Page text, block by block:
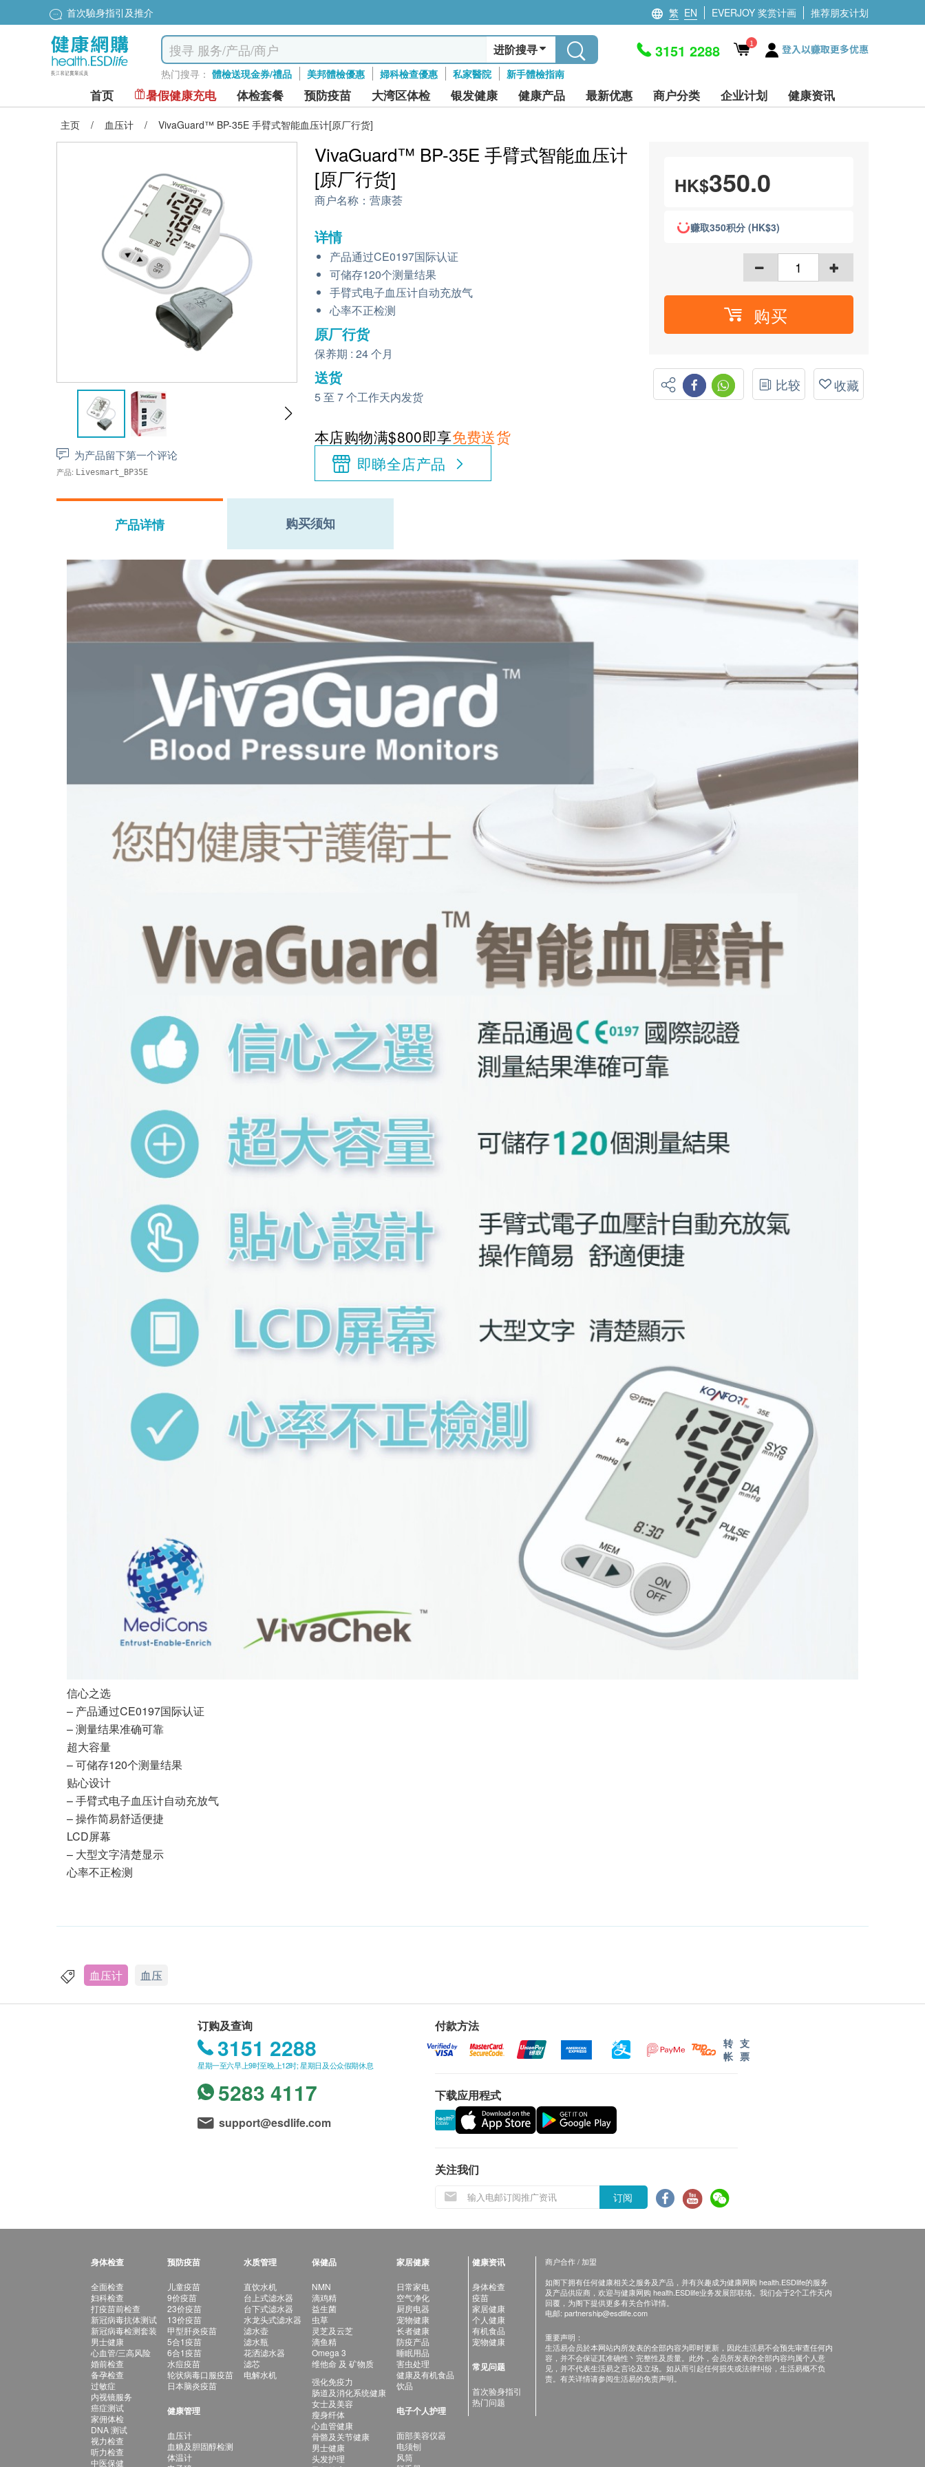
首次驗身指引及推介 繁 EN EVERJOY 奖赏计画 推荐朋友计划
进阶搜寻
热门搜寻： 體檢送現金券/禮品 美邦體檢優惠 婦科檢查優惠 私家醫院 新手體檢指南
3151 2288 1 登入以赚取更多优惠
首页 暑假健康充电 体检套餐 预防疫苗 大湾区体检 银发健康 健康产品 最新优惠 商户分类 企业计划 健康资讯
主页 / 血压计 / VivaGuard™️ BP-35E 手臂式智能血压计[原厂行货]
为产品留下第一个评论
产品: Livesmart_BP35E
VivaGuard™️ BP-35E 手臂式智能血压计
[原厂行货]
商户名称： 营康荟
详情
产品通过CE0197国际认证
可储存120个测量结果
手臂式电子血压计自动充放气
心率不正检测
原厂行货
保养期 : 24 个月
送货
5 至 7 个工作天内发货
本店购物满$800即享免费送货
即睇全店产品
HK$350.0
赚取350积分 (HK$3)
购买
比较 收藏
产品详情 购买须知
信心之选
– 产品通过CE0197国际认证
– 测量结果准确可靠
超大容量
– 可储存120个测量结果
贴心设计
– 手臂式电子血压计自动充放气
– 操作简易舒适便捷
LCD屏幕
– 大型文字清楚显示
心率不正检测
血压计 血压
订购及查询
3151 2288
星期一至六早上9时至晚上12时; 星期日及公众假期休息
5283 4117
support@esdlife.com
付款方法
转
帐
支
票
下载应用程式
关注我们
订阅
身体检查
全面检查
妇科检查
打疫苗前检查
新冠病毒抗体测试
新冠病毒检测套装
男士健康
心血管/三高风险
婚前检查
备孕检查
过敏症
内视镜服务
癌症测试
家佣体检
DNA 测试
视力检查
听力检查
中医保健
预防疫苗
儿童疫苗
9价疫苗
23价疫苗
13价疫苗
甲型肝炎疫苗
5合1疫苗
6合1疫苗
水痘疫苗
轮状病毒口服疫苗
日本脑炎疫苗
健康管理
血压计
血糖及胆固醇检测
体温计
水质管理
直饮水机
台上式滤水器
台下式滤水器
水龙头式滤水器
滤水壶
滤水瓶
花洒滤水器
滤芯
电解水机
保健品
NMN
滴鸡精
益生菌
虫草
灵芝及云芝
滴鱼精
Omega 3
维他命 及 矿物质
强化免疫力
肠道及消化系统健康
女士及美容
瘦身纤体
心血管健康
骨骼及关节健康
男士健康
头发护理
家居健康
日常家电
空气净化
厨房电器
宠物健康
长者健康
防疫产品
睡眠用品
害虫处理
健康及有机食品
饮品
电子个人护理
面部美容仪器
电须刨
风筒
健康资讯
身体检查
疫苗
家居健康
个人健康
有机食品
宠物健康
常见问题
首次验身指引
热门问题
商户合作 / 加盟
如阁下拥有任何健康相关之服务及产品，并有兴趣成为健康网购 health.ESDlife的服务
及产品供应商，欢迎与健康网购 health.ESDlife业务发展部联络。我们会于2个工作天内
回覆，为阁下提供更多有关合作详情。
电邮: partnership@esdlife.com
重要声明：
生活易会员於本网站内所发表的全部内容为即时更新，因此生活易不会预先审查任何内
容，并不会保证其准确性丶完整性及质量。此外，会员所发表的全部内容均属个人意
见，并不代表生活易之言论及立场。如从而引起任何损失或法律纠纷，生活易概不负
责。有关详情请参阅生活易的免责声明。